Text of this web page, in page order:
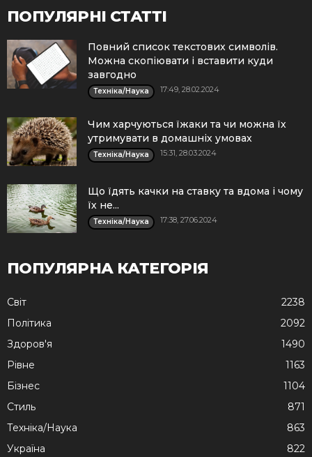
ПОПУЛЯРНІ СТАТТІ
Повний список текстових символів.
Можна скопіювати і вставити куди
завгодно
Техніка/Наука 17:49, 28.02.2024
Чим харчуються їжаки та чи можна їх
утримувати в домашніх умовах
Техніка/Наука 15:31, 28.03.2024
Що їдять качки на ставку та вдома і чому
їх не...
Техніка/Наука 17:38, 27.06.2024
ПОПУЛЯРНА КАТЕГОРІЯ
Cвіт
2238
Політика
2092
Здоров'я
1490
Рівне
1163
Бізнес
1104
Стиль
871
Техніка/Наука
863
Україна
822